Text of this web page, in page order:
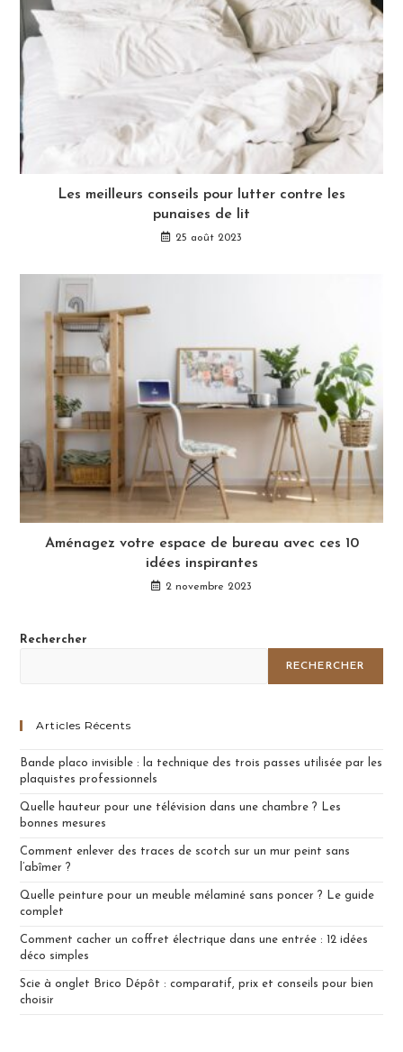
Les meilleurs conseils pour lutter contre les
punaises de lit
25 août 2023
Aménagez votre espace de bureau avec ces 10
idées inspirantes
2 novembre 2023
Rechercher
RECHERCHER
Articles Récents
Bande placo invisible : la technique des trois passes utilisée par les
plaquistes professionnels
Quelle hauteur pour une télévision dans une chambre ? Les
bonnes mesures
Comment enlever des traces de scotch sur un mur peint sans
l’abîmer ?
Quelle peinture pour un meuble mélaminé sans poncer ? Le guide
complet
Comment cacher un coffret électrique dans une entrée : 12 idées
déco simples
Scie à onglet Brico Dépôt : comparatif, prix et conseils pour bien
choisir